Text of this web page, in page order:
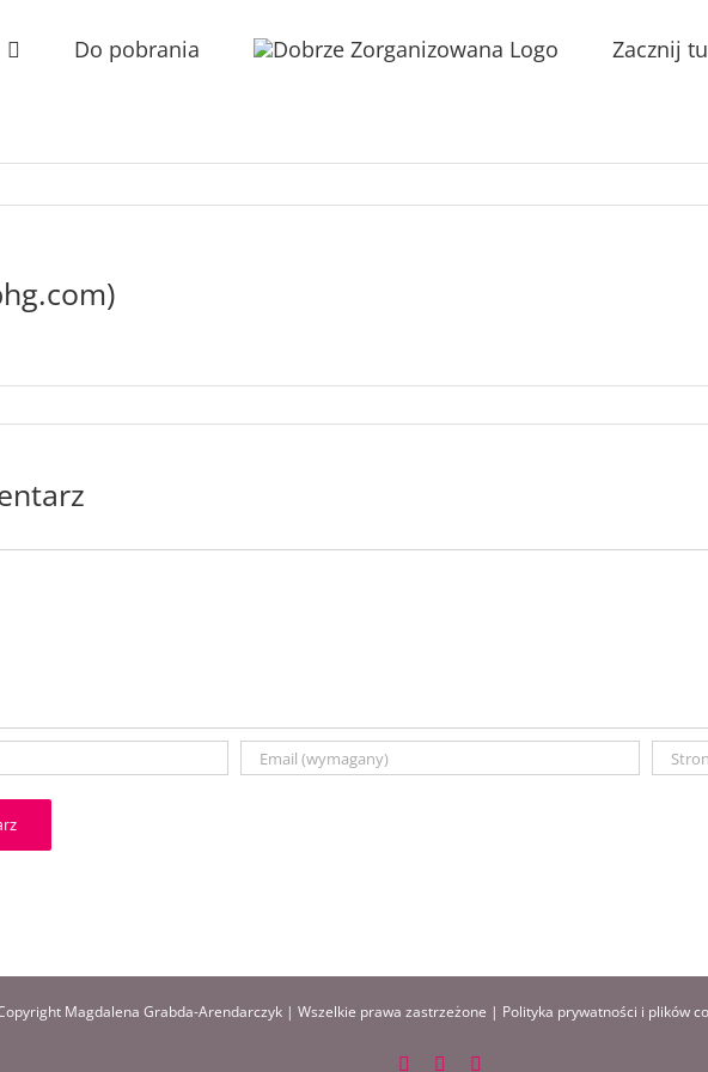
Do pobrania Zacznij
Magdalena Grabda-Arendarczyk | Wszelkie prawa zastrzeżone | Polityka prywatności i plików
FacebookInstagram